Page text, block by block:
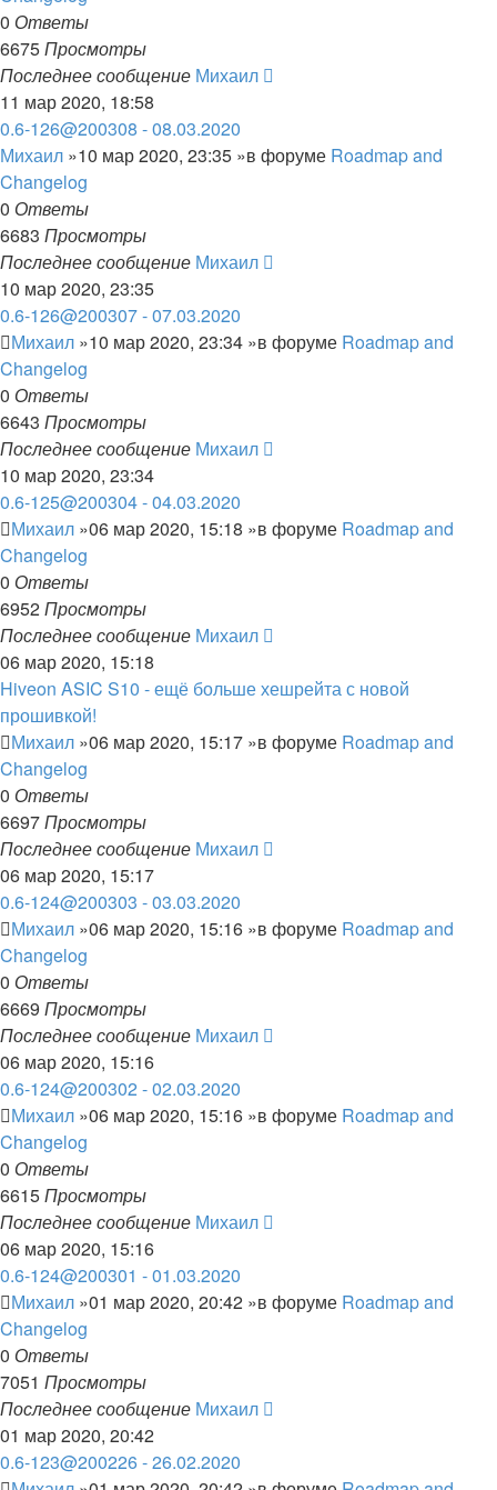
0 Ответы
6675Просмотры
Последнее сообщение Михаил
11 мар 2020, 18:58
0.6-126@200308 - 08.03.2020
Михаил »10 мар 2020, 23:35 »в форуме Roadmap and
Changelog
0 Ответы
6683 Просмотры
Последнее сообщение Михаил
10 мар 2020, 23:35
0.6-126@200307 - 07.03.2020
Михаил »10 мар 2020, 23:34 »в форуме Roadmap and
Changelog
0 Ответы
6643 Просмотры
Последнее сообщение Михаил
10 мар 2020, 23:34
0.6-125@200304 - 04.03.2020
Михаил »06 мар 2020, 15:18 »в форуме Roadmap and
Changelog
0 Ответы
6952Просмотры
Последнее сообщение Михаил
06 мар 2020, 15:18
Hiveon ASIC S10 - ещё больше хешрейта с новой
прошивкой!
Михаил »06 мар 2020, 15:17 »в форуме Roadmap and
Changelog
0 Ответы
6697Просмотры
Последнее сообщение Михаил
06 мар 2020, 15:17
0.6-124@200303 - 03.03.2020
Михаил »06 мар 2020, 15:16 »в форуме Roadmap and
Changelog
0 Ответы
6669 Просмотры
Последнее сообщение Михаил
06 мар 2020, 15:16
0.6-124@200302 - 02.03.2020
Михаил »06 мар 2020, 15:16 »в форуме Roadmap and
Changelog
0 Ответы
6615Просмотры
Последнее сообщение Михаил
06 мар 2020, 15:16
0.6-124@200301 - 01.03.2020
Михаил »01 мар 2020, 20:42 »в форуме Roadmap and
Changelog
0 Ответы
7051 Просмотры
Последнее сообщение Михаил
01 мар 2020, 20:42
0.6-123@200226 - 26.02.2020